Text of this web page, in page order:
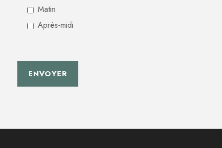
Matin
Après-midi